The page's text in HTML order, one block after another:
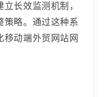
长效监测机制，
策略。通过这种系
移动端外贸网站网